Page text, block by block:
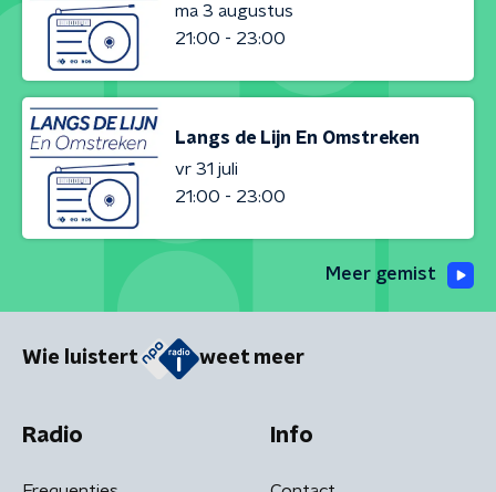
ma 3 augustus
21:00 - 23:00
Langs de Lijn En Omstreken
vr 31 juli
21:00 - 23:00
Meer gemist
Wie luistert weet meer
Radio Info